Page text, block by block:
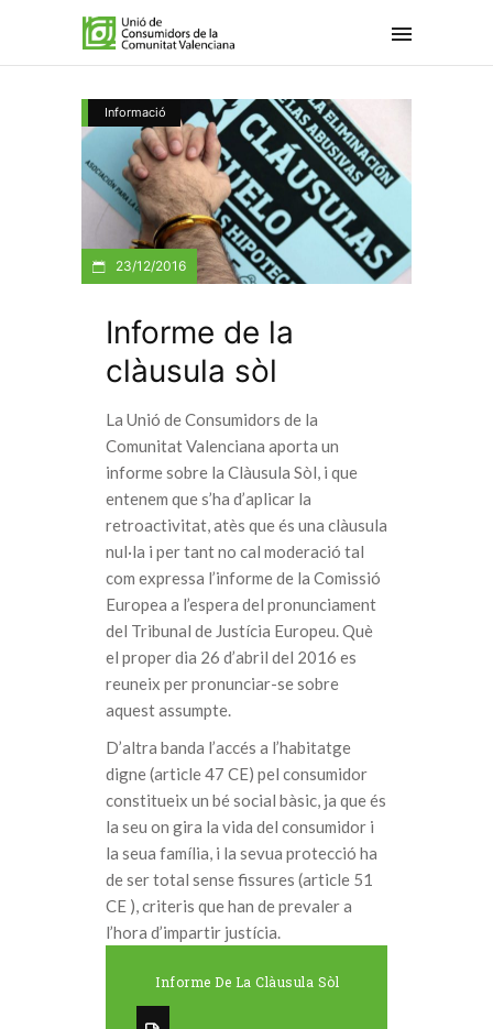
Informació
23/12/2016
Informe de la
clàusula sòl
La Unió de Consumidors de la
Comunitat Valenciana aporta un
informe sobre la Clàusula Sòl, i que
entenem que s’ha d’aplicar la
retroactivitat, atès que és una clàusula
nul·la i per tant no cal moderació tal
com expressa l’informe de la Comissió
Europea a l’espera del pronunciament
del Tribunal de Justícia Europeu. Què
el proper dia 26 d’abril del 2016 es
reuneix per pronunciar-se sobre
aquest assumpte.
D’altra banda l’accés a l’habitatge
digne (article 47 CE) pel consumidor
constitueix un bé social bàsic, ja que és
la seu on gira la vida del consumidor i
la seua família, i la sevua protecció ha
de ser total sense fissures (article 51
CE ), criteris que han de prevaler a
l’hora d’impartir justícia.
Informe De La Clàusula Sòl